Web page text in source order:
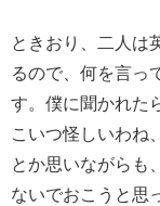
ときおり、二人は
るので、何を言っ
す。僕に聞かれた
こいつ怪しいわね
とか思いながらも
ないでおこうと思